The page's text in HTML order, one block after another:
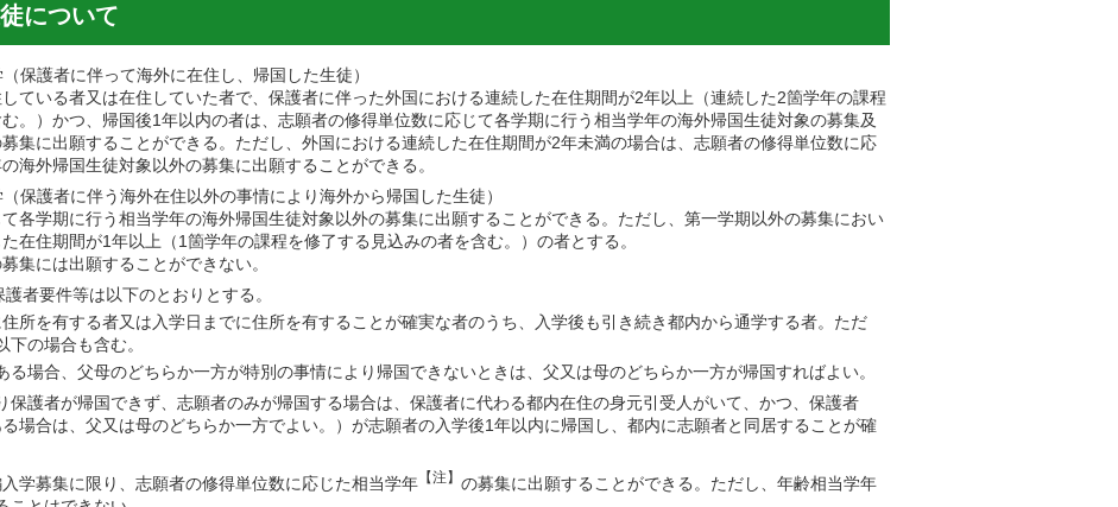
について
保護者に伴って海外に在住し、帰国した生徒）
ている者又は在住していた者で、保護者に伴った外国における連続した在住期間が2年以上（連続した2箇学年の課程
。）かつ、帰国後1年以内の者は、志願者の修得単位数に応じて各学期に行う相当学年の海外帰国生徒対象の募集及
集に出願することができる。ただし、外国における連続した在住期間が2年未満の場合は、志願者の修得単位数に応
海外帰国生徒対象以外の募集に出願することができる。
保護者に伴う海外在住以外の事情により海外から帰国した生徒）
各学期に行う相当学年の海外帰国生徒対象以外の募集に出願することができる。ただし、第一学期以外の募集におい
在住期間が1年以上（1箇学年の課程を修了する見込みの者を含む。）の者とする。
集には出願することができない。
者要件等は以下のとおりとする。
所を有する者又は入学日までに住所を有することが確実な者のうち、入学後も引き続き都内から通学する者。ただ
下の場合も含む。
る場合、父母のどちらか一方が特別の事情により帰国できないときは、父又は母のどちらか一方が帰国すればよい。
保護者が帰国できず、志願者のみが帰国する場合は、保護者に代わる都内在住の身元引受人がいて、かつ、保護者
る場合は、父又は母のどちらか一方でよい。）が志願者の入学後1年以内に帰国し、都内に志願者と同居することが確
学募集に限り、志願者の修得単位数に応じた相当学年 【注】 の募集に出願することができる。ただし、年齢相当学年